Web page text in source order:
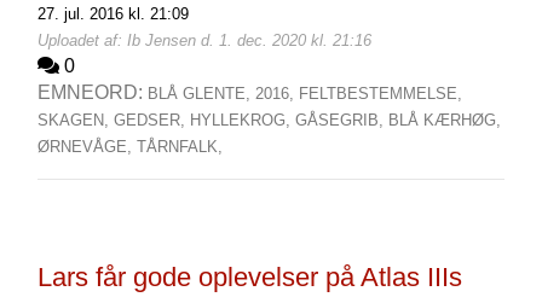
27. jul. 2016 kl. 21:09
Uploadet af: Ib Jensen d. 1. dec. 2020 kl. 21:16
0
EMNEORD: BLÅ GLENTE, 2016, FELTBESTEMMELSE,
SKAGEN, GEDSER, HYLLEKROG, GÅSEGRIB, BLÅ KÆRHØG,
ØRNEVÅGE, TÅRNFALK,
Lars får gode oplevelser på Atlas IIIs